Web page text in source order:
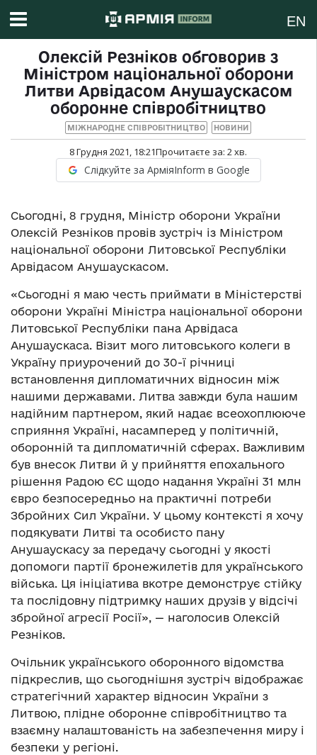
EN
Олексій Резніков обговорив з
Міністром національної оборони
Литви Арвідасом Анушаускасом
оборонне співробітництво
МІЖНАРОДНЕ СПІВРОБІТНИЦТВО НОВИНИ
8 Грудня 2021, 18:21Прочитаєте за: 2хв.
Слідкуйте за АрміяInform в Google
Сьогодні, 8 грудня, Міністр оборони України
Олексій Резніков провів зустріч із Міністром
національної оборони Литовської Республіки
Арвідасом Анушаускасом.
«Сьогодні я маю честь приймати в Міністерстві
оборони Україні Міністра національної оборони
Литовської Республіки пана Арвідаса
Анушаускаса. Візит мого литовського колеги в
Україну приурочений до 30-ї річниці
встановлення дипломатичних відносин між
нашими державами. Литва завжди була нашим
надійним партнером, який надає всеохоплююче
сприяння Україні, насамперед у політичній,
оборонній та дипломатичній сферах. Важливим
був внесок Литви й у прийняття епохального
рішення Радою ЄС щодо надання Україні 31 млн
євро безпосередньо на практичні потреби
Збройних Сил України. У цьому контексті я хочу
подякувати Литві та особисто пану
Анушаускасу за передачу сьогодні у якості
допомоги партії бронежилетів для українського
війська. Ця ініціатива вкотре демонструє стійку
та послідовну підтримку наших друзів у відсічі
збройної агресії Росії», — наголосив Олексій
Резніков.
Очільник українського оборонного відомства
підкреслив, що сьогоднішня зустріч відображає
стратегічний характер відносин України з
Литвою, плідне оборонне співробітництво та
взаємну налаштованість на забезпечення миру і
безпеки у регіоні.